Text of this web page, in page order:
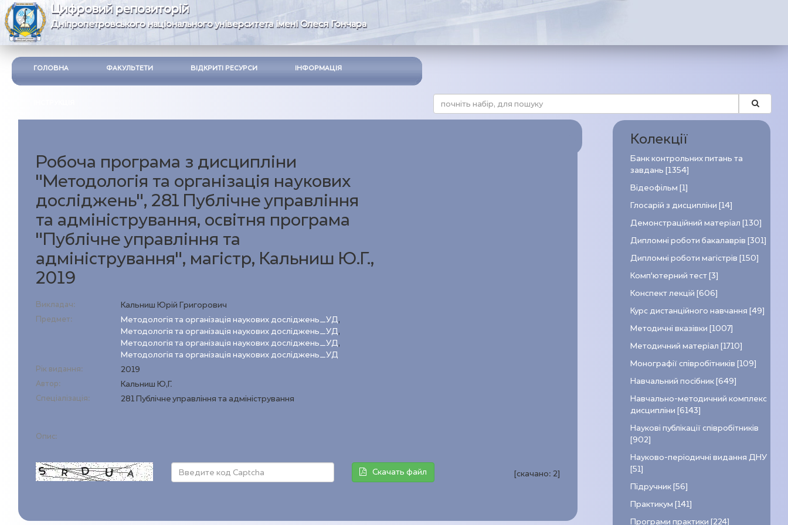
Цифровий репозиторій
Дніпропетровського національного університета імені Олеся Гончара
ГОЛОВНА ФАКУЛЬТЕТИ ВІДКРИТІ РЕСУРСИ ІНФОРМАЦІЯ
Робоча програма з дисципліни
"Методологія та організація наукових
досліджень", 281 Публічне управління
та адміністрування, освітня програма
"Публічне управління та
адміністрування", магістр, Кальниш Ю.Г.,
2019
Викладач: Кальниш Юрій Григорович
Предмет: Методологія та організація наукових досліджень_УД,
Методологія та організація наукових досліджень_УД,
Методологія та організація наукових досліджень_УД,
Методологія та організація наукових досліджень_УД
Рік видання: 2019
Автор: Кальниш Ю,Г.
Спеціалізація: 281 Публічне управління та адміністрування
Опис:
Скачать файл [скачано:2]
Колекції
Банк контрольних питань та
завдань [1354]
Відеофільм [1]
Глосарій з дисципліни [14]
Демонстраційний матеріал [130]
Дипломні роботи бакалаврів [301]
Дипломні роботи магістрів [150]
Комп’ютерний тест [3]
Конспект лекцій [606]
Курс дистанційного навчання [49]
Методичні вказівки [1007]
Методичний матеріал [1710]
Монографії співробітників [109]
Навчальний посібник [649]
Навчально-методичний комплекс
дисципліни [6143]
Наукові публікації співробітників
[902]
Науково-періодичні видання ДНУ
[51]
Підручник [56]
Практикум [141]
Програми практики [224]